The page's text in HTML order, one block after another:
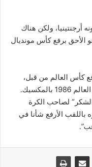
أرجنتينيا، ولكن هناك
الأحق برفع كأس مونديال
كأس العالم من قبل،
لصاحب الكرة
باللقب الأرفع شأنا في